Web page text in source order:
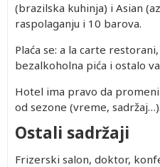
(brazilska kuhinja) i Asian
raspolaganju i 10 barova.
Plaća se: a la carte
bezalkoholna pića i ostalo
Hotel ima pravo da
od sezone (vreme, sadržaj…).
Ostali sadržaji
Frizerski salon, doktor,